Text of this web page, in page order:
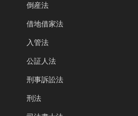
倒産法
借地借家法
入管法
公証人法
刑事訴訟法
刑法